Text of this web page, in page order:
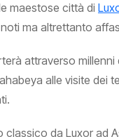
maestose città di
ma altrettanto
attraverso millenni
alle visite dei
classico da Luxor ad